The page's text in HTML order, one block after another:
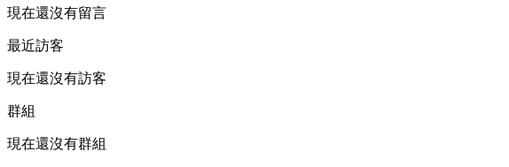
現在還沒有留言
最近訪客
現在還沒有訪客
群組
現在還沒有群組